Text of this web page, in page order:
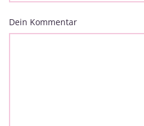
Dein Kommentar